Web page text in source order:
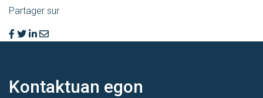
Partager sur
Kontaktuan egon